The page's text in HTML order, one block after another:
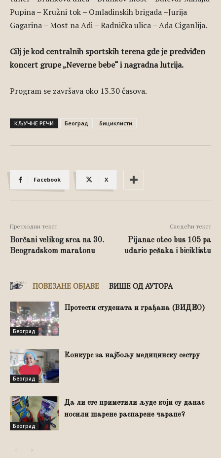
Pupina – Kružni tok – Omladinskih brigada –Jurija
Gagarina – Most na Adi – Radnička ulica – Ada Ciganlija.
Cilj je kod centralnih sportskih terena gde je predviđen
koncert grupe „Neverne bebe“ i nagradna lutrija.
Program se završava oko 13.30 časova.
КЉУЧНЕ РЕЧИ Београд бициклисти
Facebook X
Претходни текст
Borčani velikog srca na 30.
Beogradskom maratonu
Следећи текст
Pijanac oteo bus 105 pa
udario pešaka i biciklistu
ПОВЕЗАНЕ ОБЈАВЕ ВИШЕ ОД АУТОРА
Београд
Протести студената и грађана (ВИДЕО)
Београд
Конкурс за најбољу медицинску сестру
Београд
Да ли сте приметили људе који су данас
носили шарене распарене чарапе?